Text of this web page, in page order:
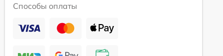
Способы оплаты